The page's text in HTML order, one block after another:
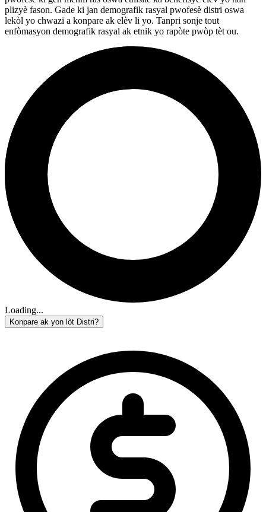
plizyè fason. Gade ki jan demografik rasyal pwofesè distri oswa
lekòl yo chwazi a konpare ak elèv li yo. Tanpri sonje tout
enfòmasyon demografik rasyal ak etnik yo rapòte pwòp tèt ou.
Loading...
Konpare ak yon lòt Distri?